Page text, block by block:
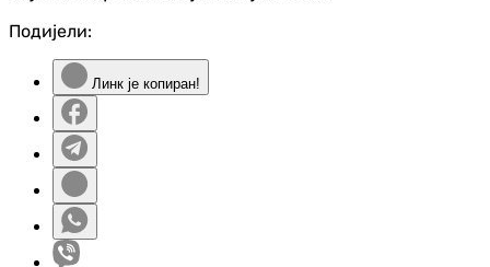
Подијели:
Линк је копиран!